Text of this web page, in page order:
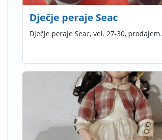
Dječje peraje Seac
Dječje peraje Seac, vel. 27-30, prodajem.